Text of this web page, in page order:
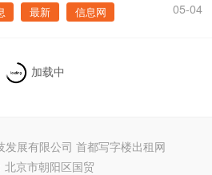
最新 信息网 05-04
加载中
展有限公司 首都写字楼出租网
北京市朝阳区国贸